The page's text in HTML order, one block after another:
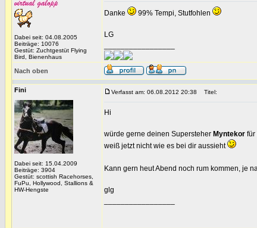
Dabei seit: 04.08.2005
Beiträge: 10076
Gestüt: Zuchtgestüt Flying
Bird, Bienenhaus
Danke 99% Tempi, Stutfohlen
LG
Nach oben
Fini
Dabei seit: 15.04.2009
Beiträge: 3904
Gestüt: scottish Racehorses,
FuPu, Hollywood, Stallions &
HW-Hengste
Verfasst am: 06.08.2012 20:38 Titel:
Hi
würde gerne deinen Supersteher Myntekor für
weiß jetzt nicht wie es bei dir aussieht
Kann gern heut Abend noch rum kommen, je
glg